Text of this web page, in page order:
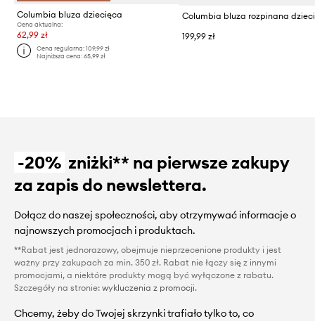
Columbia bluza dziecięca
Cena aktualna:
62,99 zł
Cena regularna:109,99 zł
Najniższa cena:65,99 zł
199,99 zł
-20% zniżki** na pierwsze zakupy
za zapis do newslettera.
Dołącz do naszej społeczności, aby otrzymywać informacje o
najnowszych promocjach i produktach.
**Rabat jest jednorazowy, obejmuje nieprzecenione produkty i jest
ważny przy zakupach za min. 350 zł. Rabat nie łączy się z innymi
promocjami, a niektóre produkty mogą być wyłączone z rabatu.
Szczegóły na stronie: wykluczenia z promocji.
Chcemy, żeby do Twojej skrzynki trafiało tylko to, co